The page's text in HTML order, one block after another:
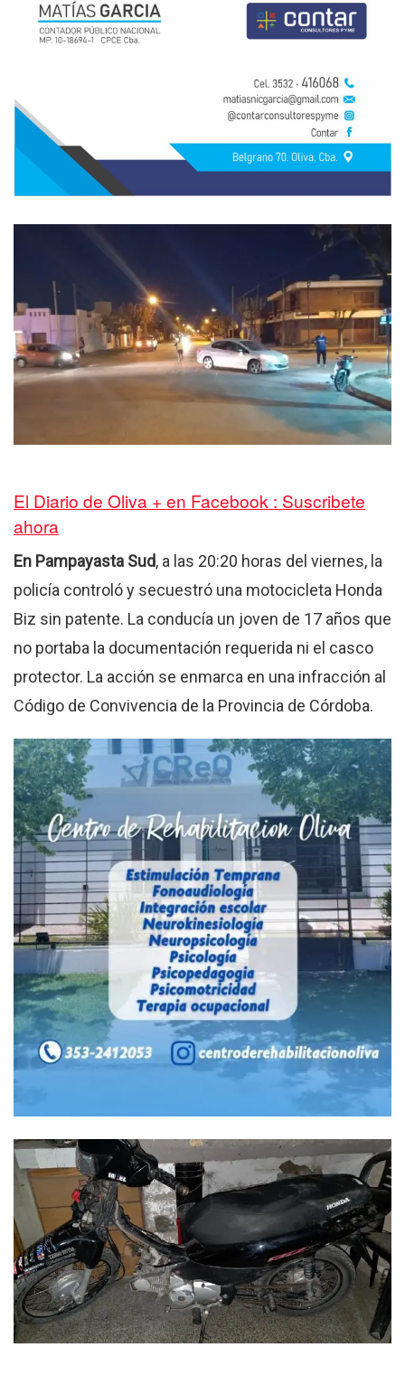
El Diario de Oliva + en Facebook : Suscribete
ahora
En Pampayasta Sud, a las 20:20 horas del viernes, la
policía controló y secuestró una motocicleta Honda
Biz sin patente. La conducía un joven de 17 años que
no portaba la documentación requerida ni el casco
protector. La acción se enmarca en una infracción al
Código de Convivencia de la Provincia de Córdoba.